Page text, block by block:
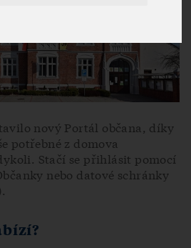
nový Portál občana, díky
potřebné z domova
Stačí se přihlásit pomocí
nebo datové schránky